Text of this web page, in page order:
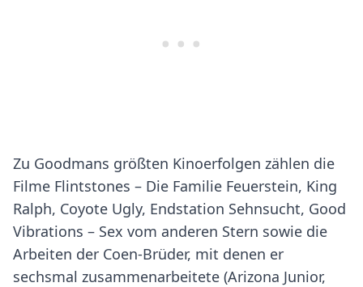
Zu Goodmans größten Kinoerfolgen zählen die
Filme Flintstones – Die Familie Feuerstein, King
Ralph, Coyote Ugly, Endstation Sehnsucht, Good
Vibrations – Sex vom anderen Stern sowie die
Arbeiten der Coen-Brüder, mit denen er
sechsmal zusammenarbeitete (Arizona Junior,